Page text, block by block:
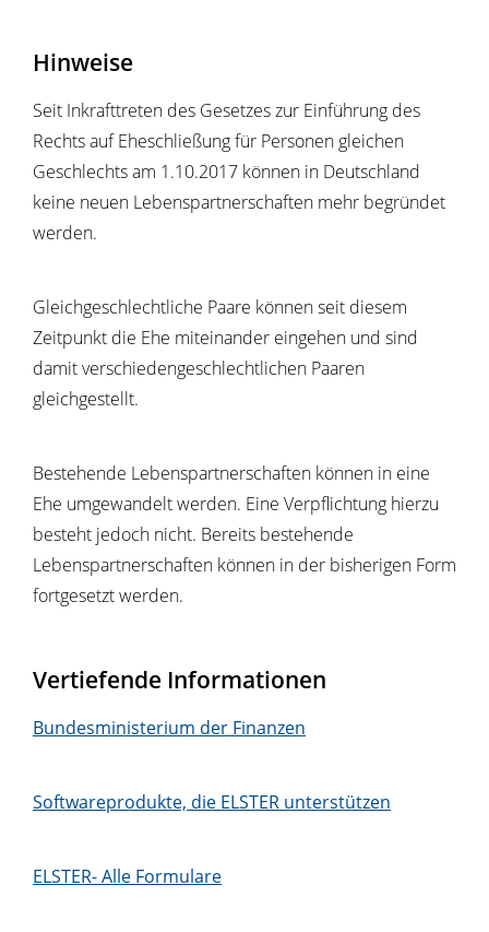
Hinweise
Seit Inkrafttreten des Gesetzes zur Einführung des
Rechts auf Eheschließung für Personen gleichen
Geschlechts am 1.10.2017 können in Deutschland
keine neuen Lebenspartnerschaften mehr begründet
werden.
Gleichgeschlechtliche Paare können seit diesem
Zeitpunkt die Ehe miteinander eingehen und sind
damit verschiedengeschlechtlichen Paaren
gleichgestellt.
Bestehende Lebenspartnerschaften können in eine
Ehe umgewandelt werden. Eine Verpflichtung hierzu
besteht jedoch nicht. Bereits bestehende
Lebenspartnerschaften können in der bisherigen Form
fortgesetzt werden.
Vertiefende Informationen
Bundesministerium der Finanzen
Softwareprodukte, die ELSTER unterstützen
ELSTER- Alle Formulare